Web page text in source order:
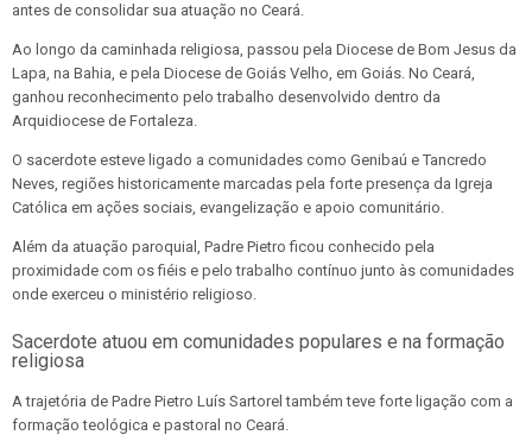
antes de consolidar sua atuação no Ceará.
Ao longo da caminhada religiosa, passou pela Diocese de Bom Jesus da
Lapa, na Bahia, e pela Diocese de Goiás Velho, em Goiás. No Ceará,
ganhou reconhecimento pelo trabalho desenvolvido dentro da
Arquidiocese de Fortaleza.
O sacerdote esteve ligado a comunidades como Genibaú e Tancredo
Neves, regiões historicamente marcadas pela forte presença da Igreja
Católica em ações sociais, evangelização e apoio comunitário.
Além da atuação paroquial, Padre Pietro ficou conhecido pela
proximidade com os fiéis e pelo trabalho contínuo junto às comunidades
onde exerceu o ministério religioso.
Sacerdote atuou em comunidades populares e na formação
religiosa
A trajetória de Padre Pietro Luís Sartorel também teve forte ligação com a
formação teológica e pastoral no Ceará.